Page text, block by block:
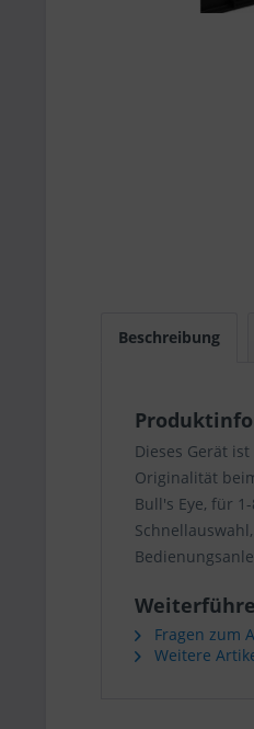
Beschreibung
Dieses Gerät
Originalität
Bull's Eye, für
Fragen zum
Weitere